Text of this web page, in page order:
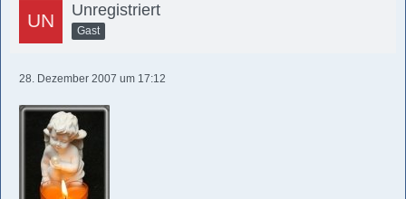
Unregistriert
Gast
28. Dezember 2007 um 17:12